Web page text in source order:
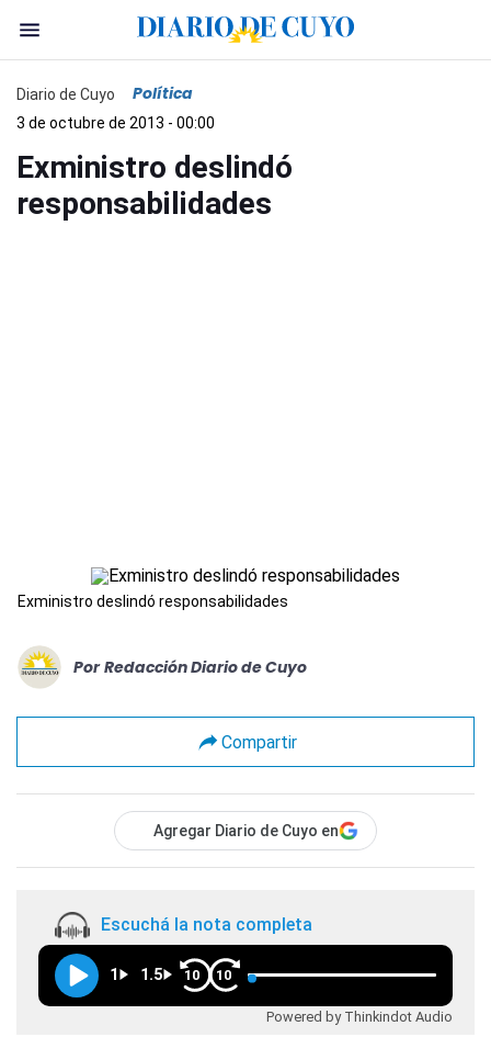
Diario de Cuyo Política
3 de octubre de 2013 - 00:00
Exministro deslindó
responsabilidades
Exministro deslindó responsabilidades
Por Redacción Diario de Cuyo
Compartir
Agregar Diario de Cuyo en
Escuchá la nota completa
1 1.5 10 10
Powered by Thinkindot Audio